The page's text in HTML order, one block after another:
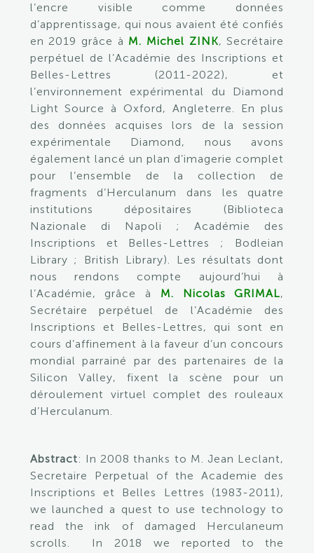
l’encre visible comme données
d’apprentissage, qui nous avaient été confiés
en 2019 grâce à M. Michel ZINK, Secrétaire
perpétuel de l’Académie des Inscriptions et
Belles-Lettres (2011-2022), et
l’environnement expérimental du Diamond
Light Source à Oxford, Angleterre. En plus
des données acquises lors de la session
expérimentale Diamond, nous avons
également lancé un plan d’imagerie complet
pour l’ensemble de la collection de
fragments d’Herculanum dans les quatre
institutions dépositaires (Biblioteca
Nazionale di Napoli ; Académie des
Inscriptions et Belles-Lettres ; Bodleian
Library ; British Library). Les résultats dont
nous rendons compte aujourd’hui à
l’Académie, grâce à M. Nicolas GRIMAL,
Secrétaire perpétuel de l’Académie des
Inscriptions et Belles-Lettres, qui sont en
cours d’affinement à la faveur d’un concours
mondial parrainé par des partenaires de la
Silicon Valley, fixent la scène pour un
déroulement virtuel complet des rouleaux
d’Herculanum.
Abstract: In 2008 thanks to M. Jean Leclant,
Secretaire Perpetual of the Academie des
Inscriptions et Belles Lettres (1983-2011),
we launched a quest to use technology to
read the ink of damaged Herculaneum
scrolls. In 2018 we reported to the